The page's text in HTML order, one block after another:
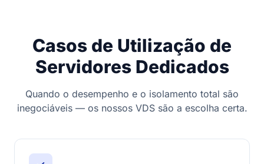
Casos de Utilização de
Servidores Dedicados
Quando o desempenho e o isolamento total são
inegociáveis — os nossos VDS são a escolha certa.